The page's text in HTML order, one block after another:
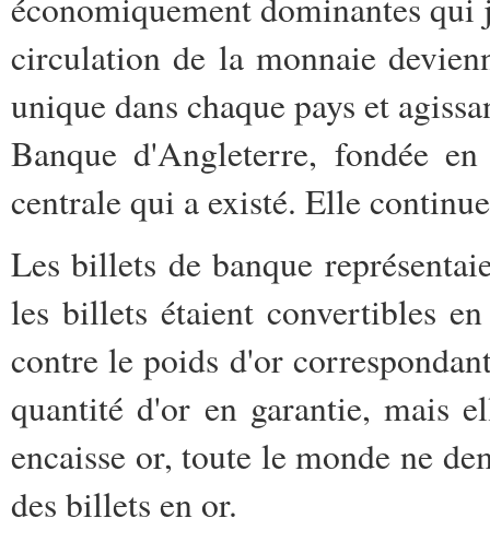
circulation de la monnaie
unique dans chaque pays et
Banque d'Angleterre, fondée
centrale qui a existé. Elle
Les billets de banque
les billets étaient convertibles
contre le poids d'or
quantité d'or en garantie, mais
encaisse or, toute le monde ne
des billets en or.